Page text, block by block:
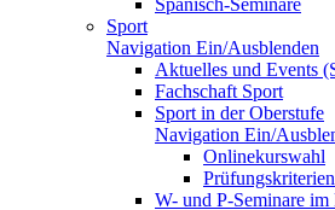
Spanisch-Seminare
Sport
Navigation Ein/Ausblenden
Aktuelles und Events
Fachschaft Sport
Sport in der Oberstufe
Navigation Ein/
Onlinekurswahl
W- und P-Seminare im